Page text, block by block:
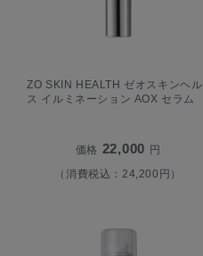
ZO SKIN HEALTH ゼオスキンヘル
ス イルミネーション AOX セラム
価格 22,000 円
（消費税込：24,200円）